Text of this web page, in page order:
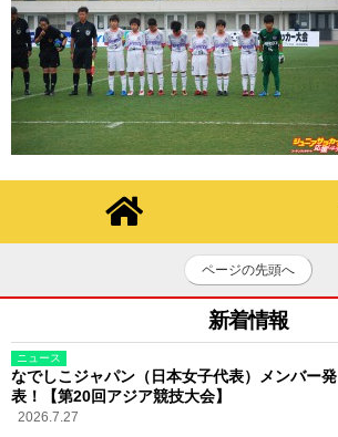
ページの先頭へ
新着情報
ニュース
なでしこジャパン（日本女子代表）メンバー発
表！【第20回アジア競技大会】
2026.7.27